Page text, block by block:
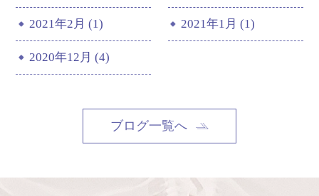
2021年2月 (1) 2021年1月 (1)
2020年12月 (4)
ブログ一覧へ